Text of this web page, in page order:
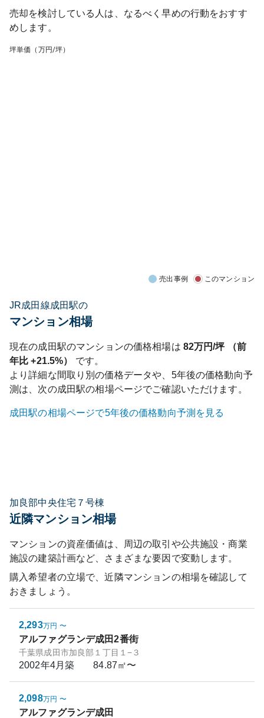
売却を検討している人は、なるべく早めの行動をおすす
めします。
坪単価（万円/坪）
売出事例 このマンション
JR成田線成田駅の
マンション相場
現在の成田駅のマンションの価格相場は 82万円/坪 （前
年比+21.5%）
です。
より詳細な間取り別の価格データや、5年後の価格動向予
測は、次の成田駅の相場ページでご確認いただけます。
成田駅の相場ページで5年後の価格動向予測を見る
加良部中央住宅７号棟
近隣マンション相場
マンションの資産価値は、周辺の取引や公共施設・商業
施設の建築計画など、さまざまな要因で変動します。
購入希望者の立場で、近隣マンションの相場を確認して
おきましょう。
2,293万円 〜
アルファグランデ成田2番街
千葉県成田市加良部１丁目１−３
2002年4月築 84.87㎡〜
2,098万円 〜
アルファグランデ成田